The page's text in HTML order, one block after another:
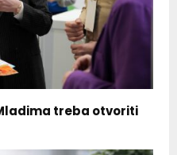
treba otvoriti